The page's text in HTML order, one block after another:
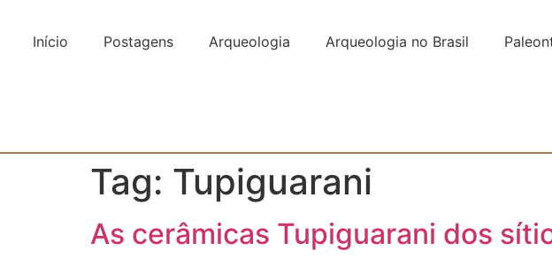
Início Postagens Arqueologia Arqueologia no Brasil
Tag: Tupiguarani
As cerâmicas Tupiguarani dos